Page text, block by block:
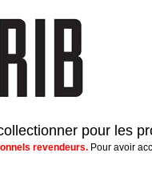
pour les
revendeurs. Pour avoir